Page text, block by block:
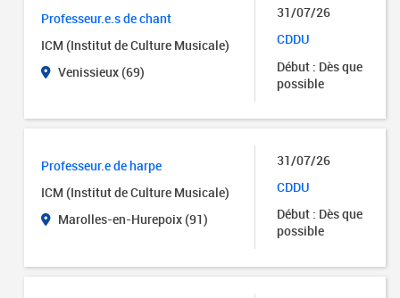
Professeur.e.s de chant
ICM (Institut de Culture Musicale)
Venissieux (69)
31/07/26
CDDU
Début : Dès que
possible
Professeur.e de harpe
ICM (Institut de Culture Musicale)
Marolles-en-Hurepoix (91)
31/07/26
CDDU
Début : Dès que
possible